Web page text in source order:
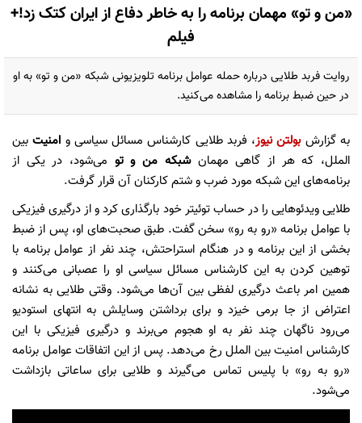
«من و تو» مهمان برنامه را به خاطر دفاع از ایران کتک زد!+
فیلم
روایت فربد طلایی درباره حمله عوامل برنامه تلویزیونی شبکه «من و تو» به او
در حین ضبط برنامه را مشاهده می‌کنید.
به گزارشبولتن نیوز، فربد طلایی کارشناس مسائل سیاسی و امنیتبین
الملل، که هر از گاهی مهمان شبکه من و تو می‌شود، در یکی از
برنامه‌های این شبکه مورد ضرب و شتم کارکنان آن قرار گرفت.
طلایی ویدئو‌هایی را در حساب توئیتر خود بارگذاری کرد و از درگیری فیزیکی
با عوامل برنامه «رو به رو» سخن گفت. طبق صحبت‌های او، پس از ضبط
بخشی از این برنامه و در هنگام استراحتش، چند نفر از عوامل برنامه با
توهین کردن به این کارشناس مسائل سیاسی او را عصبانی می‌کنند و
همین امر باعث درگیری لفظی بین آن‌ها می‌شود. وقتی طلایی به نشانه
اعتراض از جا برمی خیزد و برای برداشتن وسایلش به انتهای استودیو
می‌رود ناگهان چند نفر به او هجوم می‌برند و درگیری فیزیکی با این
کارشناس امنیت بین الملل رخ می‌دهد. پس از این اتفاقات عوامل برنامه
«رو به رو» با پلیس تماس می‌گیرند و طلایی برای ساعاتی بازداشت
می‌شود.